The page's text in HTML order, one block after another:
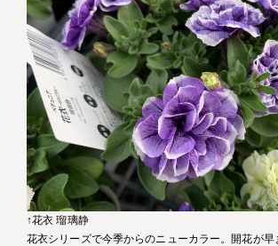
↑花衣 瑠璃静
花衣シリーズで今季からのニューカラー。開花が早